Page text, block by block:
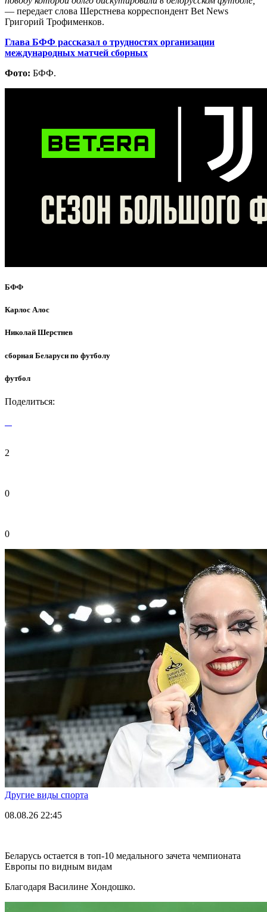
— передает слова Шерстнева корреспондент Bet News
Григорий Трофименков.
Глава БФФ рассказал о трудностях организации
международных матчей сборных
Фото: БФФ.
БФФ
Карлос Алос
Николай Шерстнев
сборная Беларуси по футболу
футбол
Поделиться:
2
0
0
Другие виды спорта
08.08.26 22:45
Беларусь остается в топ-10 медального зачета чемпионата
Европы по видным видам
Благодаря Василине Хондошко.